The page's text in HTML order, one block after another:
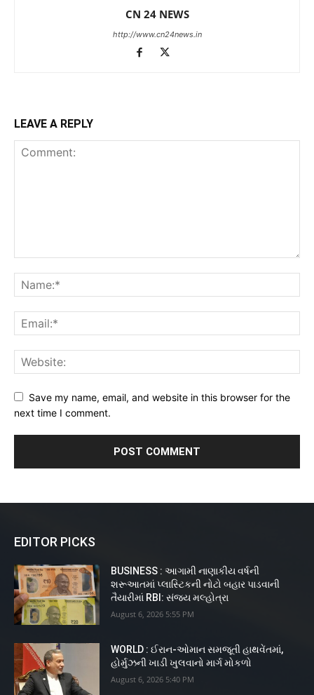
CN 24 NEWS
http://www.cn24news.in
LEAVE A REPLY
Save my name, email, and website in this browser for the
next time I comment.
EDITOR PICKS
BUSINESS : આગામી નાણાકીય વર્ષની
શરૂઆતમાં પ્લાસ્ટિકની નોટો બહાર પાડવાની
તૈયારીમાં RBI: સંજય મલ્હોત્રા
August 6, 2026 5:55 PM
WORLD : ઈરાન-ઓમાન સમજૂતી હાથવેંતમાં,
હોર્મુઝની ખાડી ખુલવાનો માર્ગ મોકળો
August 6, 2026 5:40 PM